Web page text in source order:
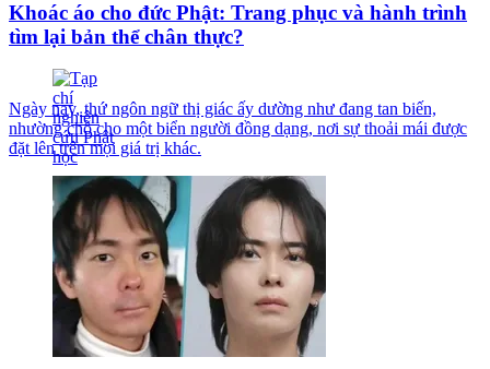
Khoác áo cho đức Phật: Trang phục và hành trình
tìm lại bản thể chân thực?
Ngày nay, thứ ngôn ngữ thị giác ấy dường như đang tan biến,
nhường chỗ cho một biển người đồng dạng, nơi sự thoải mái được
đặt lên trên mọi giá trị khác.